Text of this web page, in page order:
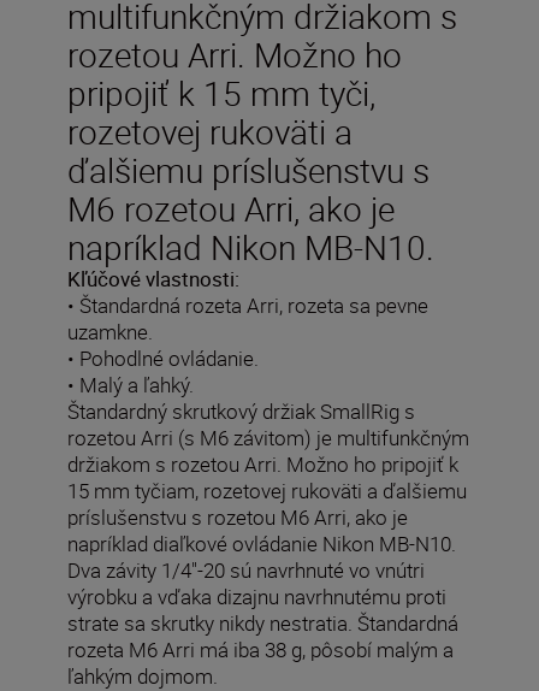
multifunkčným držiakom s
rozetou Arri. Možno ho
pripojiť k 15 mm tyči,
rozetovej rukoväti a
ďalšiemu príslušenstvu s
M6 rozetou Arri, ako je
napríklad Nikon MB-N10.
Kľúčové vlastnosti:
• Štandardná rozeta Arri, rozeta sa pevne
uzamkne.
• Pohodlné ovládanie.
• Malý a ľahký.
Štandardný skrutkový držiak SmallRig s
rozetou Arri (s M6 závitom) je multifunkčným
držiakom s rozetou Arri. Možno ho pripojiť k
15 mm tyčiam, rozetovej rukoväti a ďalšiemu
príslušenstvu s rozetou M6 Arri, ako je
napríklad diaľkové ovládanie Nikon MB-N10.
Dva závity 1/4"-20 sú navrhnuté vo vnútri
výrobku a vďaka dizajnu navrhnutému proti
strate sa skrutky nikdy nestratia. Štandardná
rozeta M6 Arri má iba 38 g, pôsobí malým a
ľahkým dojmom.